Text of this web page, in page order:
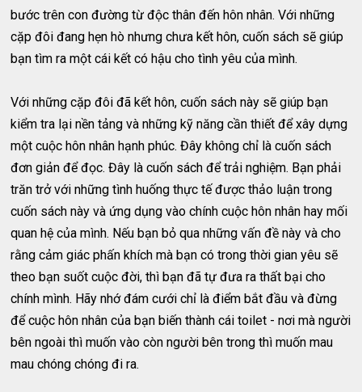
bước trên con đường từ độc thân đến hôn nhân. Với những
cặp đôi đang hẹn hò nhưng chưa kết hôn, cuốn sách sẽ giúp
bạn tìm ra một cái kết có hậu cho tình yêu của mình.
Với những cặp đôi đã kết hôn, cuốn sách này sẽ giúp bạn
kiểm tra lại nền tảng và những kỹ năng cần thiết để xây dựng
một cuộc hôn nhân hạnh phúc. Đây không chỉ là cuốn sách
đơn giản để đọc. Đây là cuốn sách để trải nghiệm. Bạn phải
trăn trở với những tình huống thực tế được thảo luận trong
cuốn sách này và ứng dụng vào chính cuộc hôn nhân hay mối
quan hệ của mình. Nếu bạn bỏ qua những vấn đề này và cho
rằng cảm giác phấn khích mà bạn có trong thời gian yêu sẽ
theo bạn suốt cuộc đời, thì bạn đã tự đưa ra thất bại cho
chính mình. Hãy nhớ đám cưới chỉ là điểm bắt đầu và đừng
để cuộc hôn nhân của bạn biến thành cái toilet - nơi mà người
bên ngoài thì muốn vào còn người bên trong thì muốn mau
mau chóng chóng đi ra.